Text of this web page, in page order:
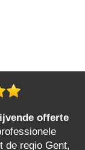
offerte
de regio Gent,